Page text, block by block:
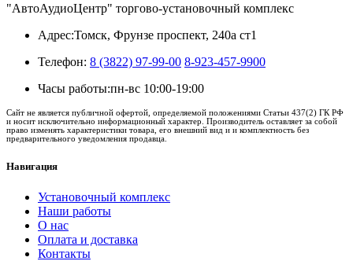
"АвтоАудиоЦентр" торгово-установочный комплекс
Адрес:Томск, Фрунзе проспект, 240а ст1
Телефон: 8 (3822) 97-99-00 8-923-457-9900
Часы работы:пн-вс 10:00-19:00
Сайт не является публичной офертой, определяемой положениями Статьи 437(2) ГК РФ
и носит исключительно информационный характер. Производитель оставляет за собой
право изменять характеристики товара, его внешний вид и и комплектность без
предварительного уведомления продавца.
Навигация
Установочный комплекс
Наши работы
О нас
Оплата и доставка
Контакты